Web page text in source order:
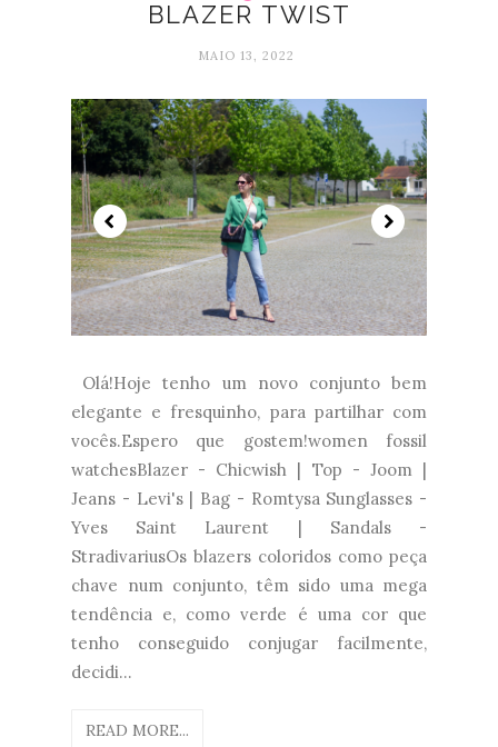
BLAZER TWIST
MAIO 13, 2022
Olá!Hoje tenho um novo conjunto bem
elegante e fresquinho, para partilhar com
vocês.Espero que gostem!women fossil
watchesBlazer - Chicwish | Top - Joom |
Jeans - Levi's | Bag - Romtysa Sunglasses -
Yves Saint Laurent | Sandals -
StradivariusOs blazers coloridos como peça
chave num conjunto, têm sido uma mega
tendência e, como verde é uma cor que
tenho conseguido conjugar facilmente,
decidi...
READ MORE...